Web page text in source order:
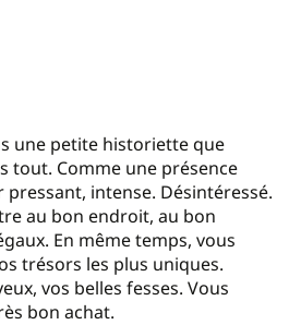
une petite historiette que
tout. Comme une présence
intense. Désintéressé.
au bon endroit, au bon
En même temps, vous
trésors les plus uniques.
vos belles fesses. Vous
bon achat.